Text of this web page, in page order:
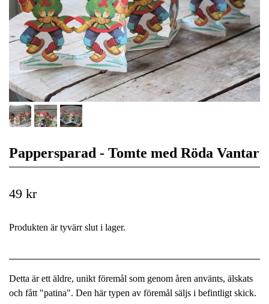
Pappersparad - Tomte med Röda Vantar
49 kr
Produkten är tyvärr slut i lager.
Detta är ett äldre, unikt föremål som genom åren använts, älskats
och fått "patina". Den här typen av föremål säljs i befintligt skick.